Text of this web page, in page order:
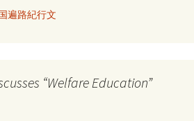
遍路紀行文
“Welfare Education”